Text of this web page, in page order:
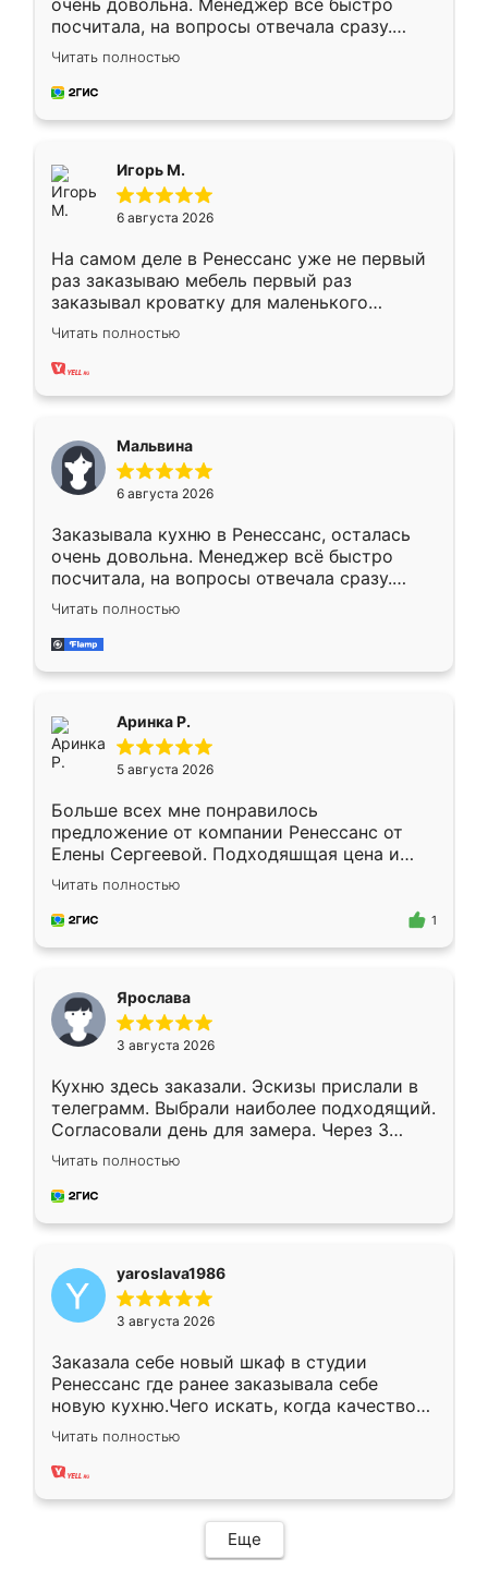
очень довольна. Менеджер всё быстро
посчитала, на вопросы отвечала сразу.
Замерщик приехал в субботу, подошёл к
делу со всей ответственностью. Собрали
за день, ребята работали аккуратно, даже
Читать полностью
Игорь М.
6 августа 2026
На самом деле в Ренессанс уже не первый
раз заказываю мебель первый раз
заказывал кроватку для маленького
ребёнка при его рождении ,во второй раз
заказал шкаф-купе. По качеству очень
хорошее сборка достаточно быстрая,
меньше, здесь же он более разнообразный.
Мне нравится ,если что-то потребуется из
мебели буду заказывать только здесь.
Читать полностью
Мальвина
6 августа 2026
Заказывала кухню в Ренессанс, осталась
очень довольна. Менеджер всё быстро
посчитала, на вопросы отвечала сразу.
Замерщик приехал в субботу, подошёл к
делу со всей ответственностью. Собрали
за день, ребята работали аккуратно, даже
Читать полностью
Аринка Р.
5 августа 2026
Больше всех мне понравилось
предложение от компании Ренессанс от
Елены Сергеевой. Подходяшщая цена и
короткие сроки изготовления. Приехавший
для замера сотрудник Владислав
предложил по моему эскизу самый
Читать полностью
1
Ярослава
3 августа 2026
Кухню здесь заказали. Эскизы прислали в
телеграмм. Выбрали наиболее подходящий.
Согласовали день для замера. Через 3
недели кухня была уже готова. Остались
довольны работой. Спасибо Ренессанс
мебель за качественную работу!
Читать полностью
yaroslava1986
3 августа 2026
Заказала себе новый шкаф в студии
Ренессанс где ранее заказывала себе
новую кухню.Чего искать, когда качеством
вполне довольна. Служит кухня уже почти
два года, нареканий нет.
Читать полностью
Еще